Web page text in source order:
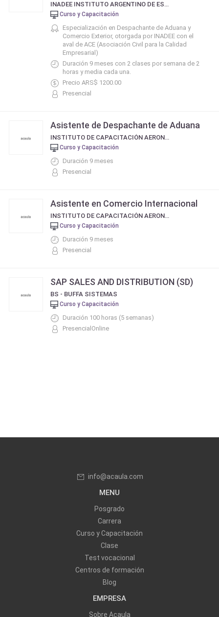
INADEE INSTITUTO ARGENTINO DE ESTUDIOS EMPRESARIALES
Curso y Capacitación
Especialización en Despachante de Aduana y
Comercio Exterior, otorgada por INADEE con el
aval de ACE (Asociación Civil para la Calidad
Empresarial)
Duración 9 meses con 2 clases por semana de 2
horas y media cada una.
Precio ARS$ 1200.00
Presencial
Asistente de Despachante de Aduana
INSTITUTO DE CAPACITACIÓN AERONÁUTICA - ICA
Curso y Capacitación
Duración 9 meses
Presencial
Asistente en Comercio Internacional
INSTITUTO DE CAPACITACIÓN AERONÁUTICA - ICA
Curso y Capacitación
Duración 9 meses
Presencial
SAP SALES AND DISTRIBUTION (SD)
BS - BUFFA SISTEMAS
Curso y Capacitación
Duración 100 horas (5 semanas)
PresencialOnline
info@acaula.com
MENU
Posgrado
Carrera
Curso y Capacitación
Clase
Test vocacional
Centros de formación
Blog
EMPRESA
Sobre Acaula